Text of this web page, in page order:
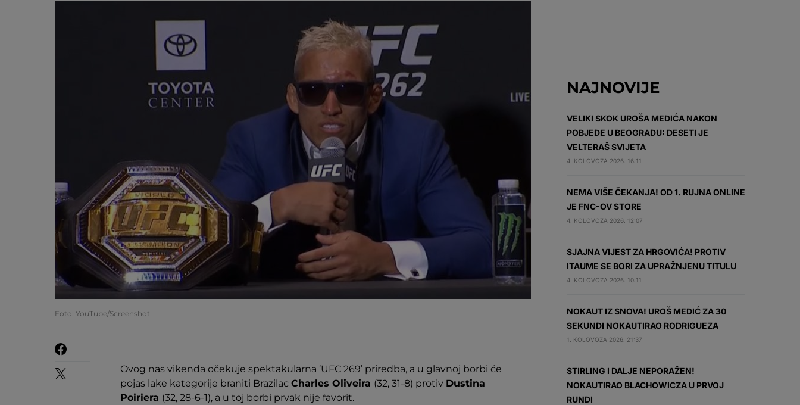
Foto: YouTube/Screenshot
Ovog nas vikenda očekuje spektakularna ‘UFC 269’ priredba, a u glavnoj borbi će
pojas lake kategorije braniti Brazilac Charles Oliveira (32, 31-8) protiv Dustina
Poiriera (32, 28-6-1), a u toj borbi prvak nije favorit.
NAJNOVIJE
VELIKI SKOK UROŠA MEDIĆA NAKON
POBJEDE U BEOGRADU: DESETI JE
VELTERAŠ SVIJETA
4. KOLOVOZA 2026. 16:11
NEMA VIŠE ČEKANJA! OD 1. RUJNA ONLINE
JE FNC-OV STORE
4. KOLOVOZA 2026. 12:07
SJAJNA VIJEST ZA HRGOVIĆA! PROTIV
ITAUME SE BORI ZA UPRAŽNJENU TITULU
4. KOLOVOZA 2026. 10:11
NOKAUT IZ SNOVA! UROŠ MEDIĆ ZA 30
SEKUNDI NOKAUTIRAO RODRIGUEZA
1. KOLOVOZA 2026. 21:37
STIRLING I DALJE NEPORAŽEN!
NOKAUTIRAO BLACHOWICZA U PRVOJ
RUNDI